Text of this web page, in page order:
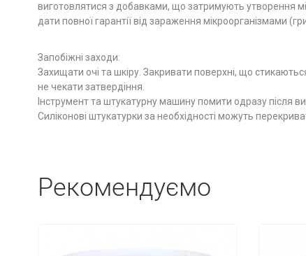
виготовлятися з добавками, що затримують утворення
дати повної гарантії від зараження мікроорганізмами
Запобіжні заходи:
Захищати очі та шкіру. Закривати поверхні, що
не чекати затвердіння.
Інструмент та штукатурну машину помити одразу після
Силіконові штукатурки за необхідності можуть
Рекомендуємо